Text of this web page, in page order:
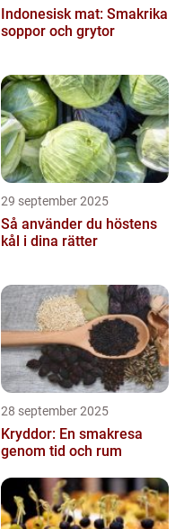
Indonesisk mat: Smakrika
soppor och grytor
29 september 2025
Så använder du höstens
kål i dina rätter
28 september 2025
Kryddor: En smakresa
genom tid och rum